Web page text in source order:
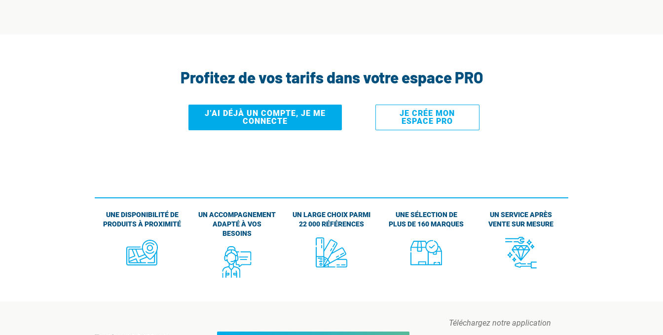
Profitez de vos tarifs dans votre espace PRO
J’AI DÉJÀ UN COMPTE, JE ME
CONNECTE
JE CRÉE MON
ESPACE PRO
UNE DISPONIBILITÉ DE
PRODUITS À PROXIMITÉ
UN ACCOMPAGNEMENT
ADAPTÉ À VOS
BESOINS
UN LARGE CHOIX PARMI
22 000 RÉFÉRENCES
UNE SÉLECTION DE
PLUS DE 160 MARQUES
UN SERVICE APRÈS
VENTE SUR MESURE
Téléchargez notre application